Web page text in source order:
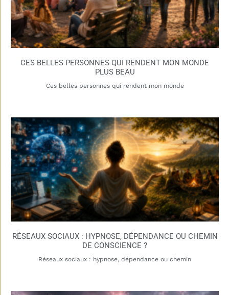
CES BELLES PERSONNES QUI RENDENT MON MONDE
PLUS BEAU
Ces belles personnes qui rendent mon monde
RÉSEAUX SOCIAUX : HYPNOSE, DÉPENDANCE OU CHEMIN
DE CONSCIENCE ?
Réseaux sociaux : hypnose, dépendance ou chemin